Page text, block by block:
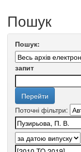
Пошук
Пошук:
запит
Поточні фільтри: